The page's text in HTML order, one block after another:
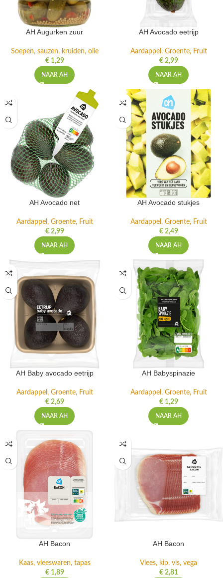
AH Augurken zuur
Soepen, sauzen, kruiden, olie
€1,29
NAAR AH
AH Avocado eetrijp
Aardappel, Groente, Fruit
€2,99
NAAR AH
AH Avocado net
Aardappel, Groente, Fruit
€2,99
NAAR AH
AH Avocado stukjes
Aardappel, Groente, Fruit
€2,49
NAAR AH
AH Baby avocado eetrijp
Aardappel, Groente, Fruit
€2,69
NAAR AH
AH Babyspinazie
Aardappel, Groente, Fruit
€1,29
NAAR AH
AH Bacon
Kaas, vleeswaren, tapas
€1,89
AH Bacon
Vlees, kip, vis, vega
€2,81